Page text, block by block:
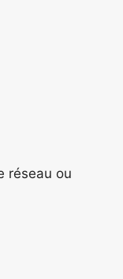
réseau ou